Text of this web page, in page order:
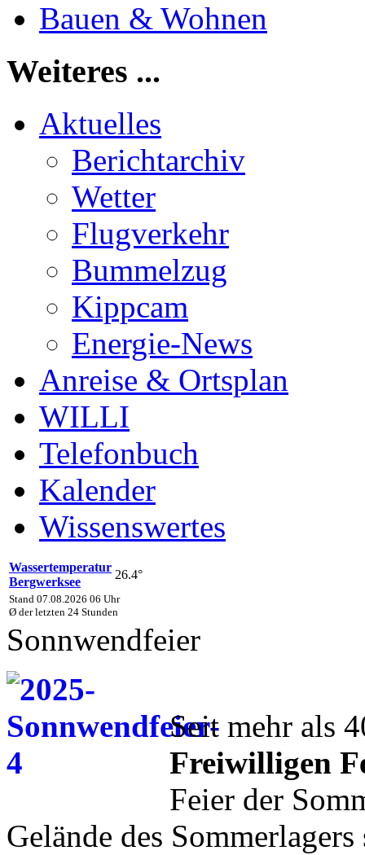
Bauen & Wohnen
Weiteres ...
Aktuelles
Berichtarchiv
Wetter
Flugverkehr
Bummelzug
Kippcam
Energie-News
Anreise & Ortsplan
WILLI
Telefonbuch
Kalender
Wissenswertes
Wassertemperatur
Bergwerksee
26.4°
Stand 07.08.2026 06 Uhr
Ø der letzten 24 Stunden
Sonnwendfeier
Seit mehr als
Freiwilligen
Feier der
Gelände des Sommerlagers